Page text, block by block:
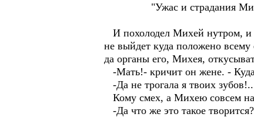
"Ужас и страдания
И похолодел Михей нутром, и
не выйдет куда положено всему
да органы его, Михея,
-Мать!- кричит он жене. - Куда
-Да не трогала я твоих
Кому смех, а Михею совсем
-Да что же это такое